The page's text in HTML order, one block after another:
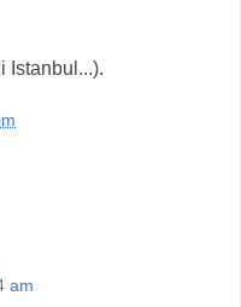
Istanbul...).
am